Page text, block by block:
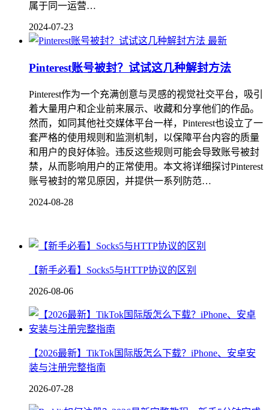
属于同一运营…
2024-07-23
最新
Pinterest账号被封？试试这几种解封方法
Pinterest作为一个充满创意与灵感的视觉社交平台，吸引
着大量用户和企业前来展示、收藏和分享他们的作品。
然而，如同其他社交媒体平台一样，Pinterest也设立了一
套严格的使用规则和监测机制，以保障平台内容的质量
和用户的良好体验。违反这些规则可能会导致账号被封
禁，从而影响用户的正常使用。本文将详细探讨Pinterest
账号被封的常见原因，并提供一系列防范…
2024-08-28
【新手必看】Socks5与HTTP协议的区别
2026-08-06
【2026最新】TikTok国际版怎么下载？iPhone、安卓安
装与注册完整指南
2026-07-28